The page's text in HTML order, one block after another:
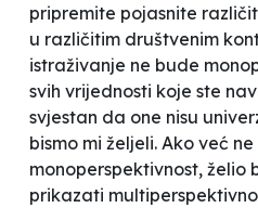
pripremite pojasnite
u različitim društvenim
istraživanje ne bude
svih vrijednosti koje ste
svjestan da one nisu
bismo mi željeli. Ako već
monoperspektivnost, želio
prikazati